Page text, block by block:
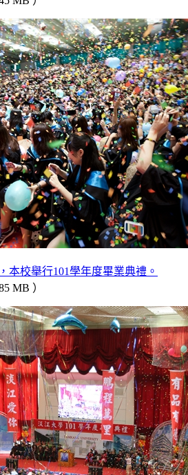
本校舉行101學年度畢業典禮。
MB ）